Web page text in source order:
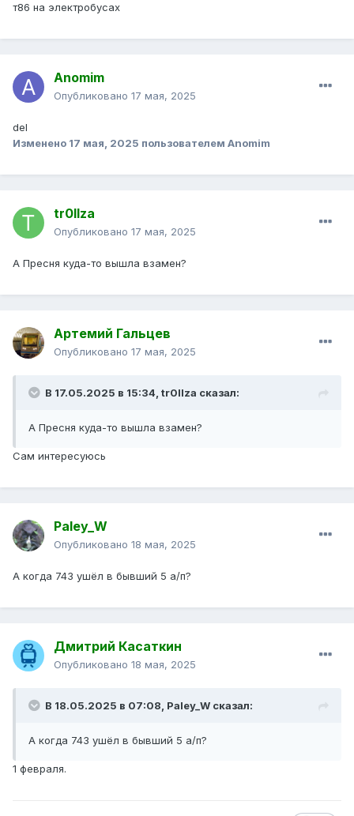
т86 на электробусах
Anomim
Опубликовано 17 мая, 2025
del
Изменено 17 мая, 2025 пользователем Anomim
tr0llza
Опубликовано 17 мая, 2025
А Пресня куда-то вышла взамен?
Артемий Гальцев
Опубликовано 17 мая, 2025
В 17.05.2025 в 15:34, tr0llza сказал:
А Пресня куда-то вышла взамен?
Сам интересуюсь
Paley_W
Опубликовано 18 мая, 2025
А когда 743 ушёл в бывший 5 а/п?
Дмитрий Касаткин
Опубликовано 18 мая, 2025
В 18.05.2025 в 07:08, Paley_W сказал:
А когда 743 ушёл в бывший 5 а/п?
1 февраля.